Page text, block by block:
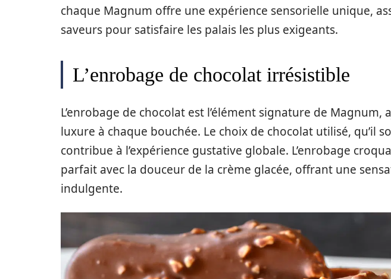
chaque Magnum offre une expérience sensorielle unique,
saveurs pour satisfaire les palais les plus exigeants.
L’enrobage de chocolat irrésistible
L’enrobage de chocolat est l’élément signature de
luxure à chaque bouchée. Le choix de chocolat utilisé, qu’il
contribue à l’expérience gustative globale. L’enrobage
parfait avec la douceur de la crème glacée, offrant une
indulgente.